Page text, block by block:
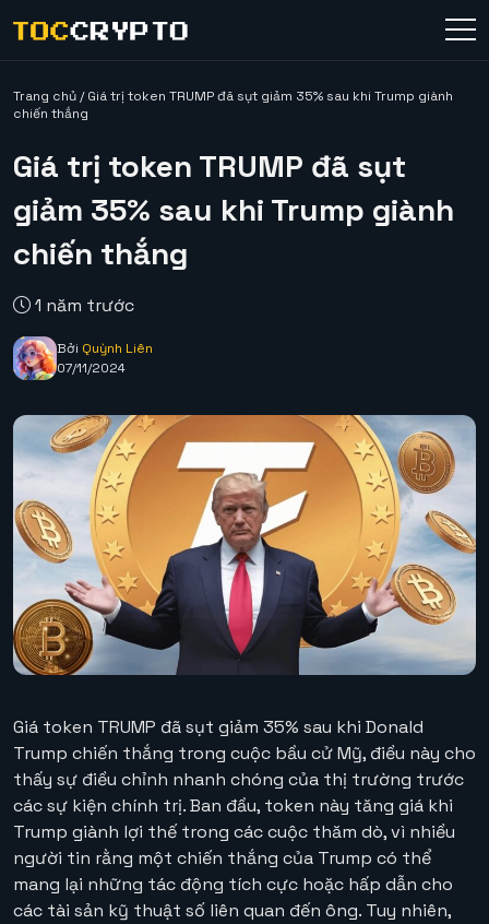
Trang chủ/Giá trị token TRUMP đã sụt giảm 35% sau khi Trump giành
chiến thắng
Giá trị token TRUMP đã sụt
giảm 35% sau khi Trump giành
chiến thắng
1 năm trước
Bởi Quỳnh Liên
07/11/2024
Giá token TRUMP đã sụt giảm 35% sau khi Donald
Trump chiến thắng trong cuộc bầu cử Mỹ, điều này cho
thấy sự điều chỉnh nhanh chóng của thị trường trước
các sự kiện chính trị. Ban đầu, token này tăng giá khi
Trump giành lợi thế trong các cuộc thăm dò, vì nhiều
người tin rằng một chiến thắng của Trump có thể
mang lại những tác động tích cực hoặc hấp dẫn cho
các tài sản kỹ thuật số liên quan đến ông. Tuy nhiên,